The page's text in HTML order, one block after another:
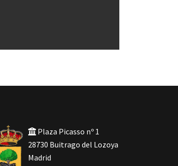
Plaza Picasso nº 1
28730 Buitrago del Lozoya
Madrid